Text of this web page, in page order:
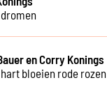
en Corry Konings
bloeien rode rozen